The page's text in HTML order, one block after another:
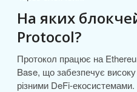
На яких
Protocol?
Протокол працює на
Base, що забезпечує високу
різними DeFi-екосистемами.